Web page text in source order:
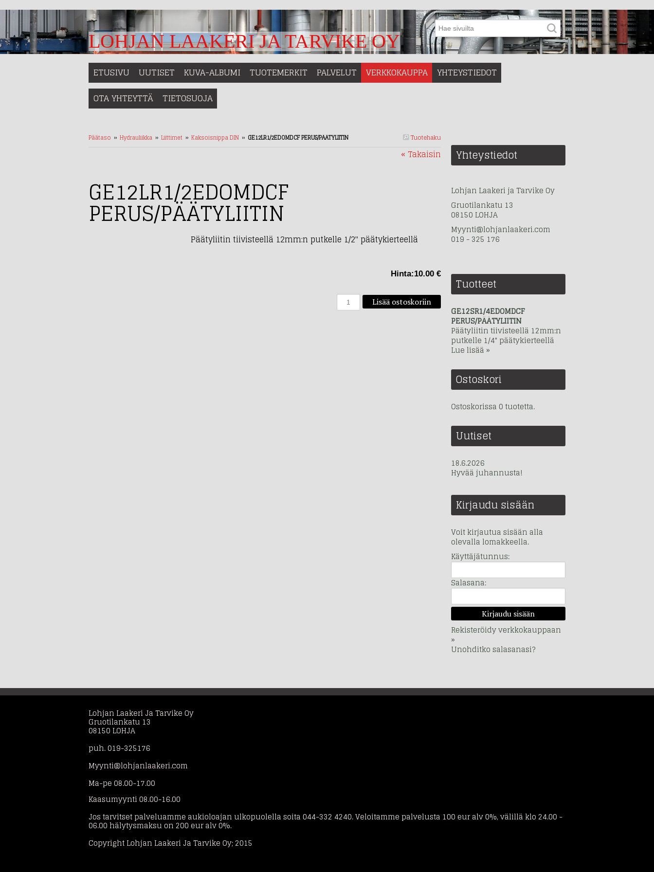
LOHJAN LAAKERI JA TARVIKE OY
ETUSIVU UUTISET KUVA-ALBUMI TUOTEMERKIT PALVELUT VERKKOKAUPPA
YHTEYSTIEDOT
OTA YHTEYTTÄ
TIETOSUOJA
Tuotehaku
Päätaso ›› Hydrauliikka ›› Liittimet ›› Kaksoisnippa DIN ›› GE12LR1/2EDOMDCF PERUS/PÄÄTYLIITIN
« Takaisin
GE12LR1/2EDOMDCF
PERUS/PÄÄTYLIITIN
Päätyliitin tiivisteellä 12mm:n putkelle 1/2" päätykierteellä
Hinta:10.00 €
Yhteystiedot
Lohjan Laakeri ja Tarvike Oy
Gruotilankatu 13
08150 LOHJA
Myynti@lohjanlaakeri.com
019 - 325 176
Tuotteet
GE12SR1/4EDOMDCF
PERUS/PÄÄTYLIITIN
Päätyliitin tiivisteellä 12mm:n
putkelle 1/4" päätykierteellä
Lue lisää »
Ostoskori
Ostoskorissa 0 tuotetta.
Uutiset
18.6.2026
Hyvää juhannusta!
Kirjaudu sisään
Voit kirjautua sisään alla
olevalla lomakkeella.
Käyttäjätunnus:
Salasana:
Rekisteröidy verkkokauppaan
»
Unohditko salasanasi?
Lohjan Laakeri Ja Tarvike Oy
Gruotilankatu 13
08150 LOHJA
puh. 019-325176
Myynti@lohjanlaakeri.com
Ma-pe 08.00-17.00
Kaasumyynti 08.00-16.00
Jos tarvitset palveluamme aukioloajan ulkopuolella soita 044-332 4240. Veloitamme palvelusta 100 eur alv 0%, välillä klo 24.00 -
06.00 hälytysmaksu on 200 eur alv 0%.
Copyright Lohjan Laakeri Ja Tarvike Oy; 2015